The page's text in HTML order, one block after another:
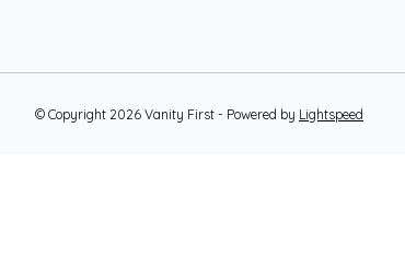
© Copyright 2026 Vanity First - Powered by Lightspeed